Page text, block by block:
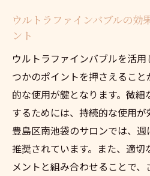
ウルトラファインバブルの効
ント
ウルトラファインバブルを活
つかのポイントを押さえるこ
的な使用が鍵となります。微
するためには、持続的な使用
豊島区南池袋のサロンでは、
推奨されています。また、適切
メントと組み合わせることで